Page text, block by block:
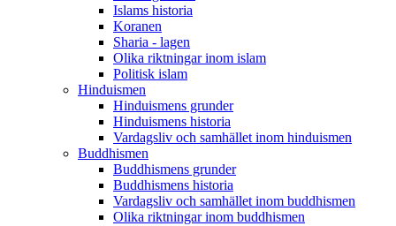
Islams historia
Koranen
Sharia - lagen
Olika riktningar inom islam
Politisk islam
Hinduismen
Hinduismens grunder
Hinduismens historia
Vardagsliv och samhället inom hinduismen
Buddhismen
Buddhismens grunder
Buddhismens historia
Vardagsliv och samhället inom buddhismen
Olika riktningar inom buddhismen